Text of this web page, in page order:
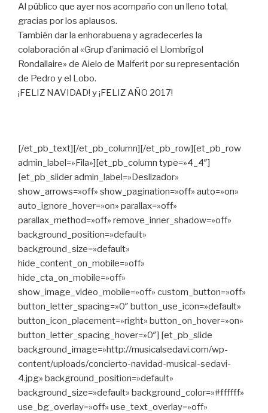
Al público que ayer nos acompaño con un lleno total,
gracias por los aplausos.
También dar la enhorabuena y agradecerles la
colaboración al «Grup d’animació el Llombrígol
Rondallaire» de Aielo de Malferit por su representación
de Pedro y el Lobo.
¡FELIZ NAVIDAD! y ¡FELIZ AÑO 2017!
[/et_pb_text][/et_pb_column][/et_pb_row][et_pb_row
admin_label=»Fila»][et_pb_column type=»4_4″]
[et_pb_slider admin_label=»Deslizador»
show_arrows=»off» show_pagination=»off» auto=»on»
auto_ignore_hover=»on» parallax=»off»
parallax_method=»off» remove_inner_shadow=»off»
background_position=»default»
background_size=»default»
hide_content_on_mobile=»off»
hide_cta_on_mobile=»off»
show_image_video_mobile=»off» custom_button=»off»
button_letter_spacing=»0″ button_use_icon=»default»
button_icon_placement=»right» button_on_hover=»on»
button_letter_spacing_hover=»0″] [et_pb_slide
background_image=»http://musicalsedavi.com/wp-
content/uploads/concierto-navidad-musical-sedavi-
4.jpg» background_position=»default»
background_size=»default» background_color=»#ffffff»
use_bg_overlay=»off» use_text_overlay=»off»